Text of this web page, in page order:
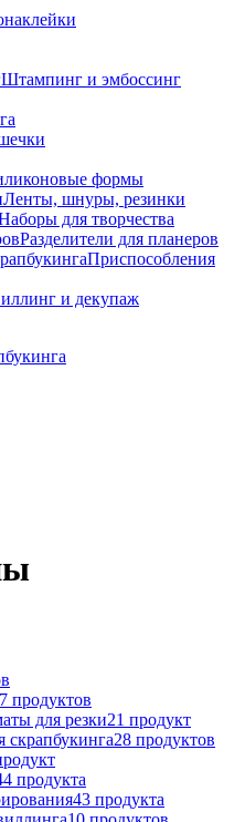
Штампинг и эмбоссинг
формы
Ленты, шнуры, резинки
для творчества
Разделители для планеров
Приспособления
и декупаж
7 продуктов
для резки21 продукт
скрапбукинга28 продуктов
продукта
43 продукта